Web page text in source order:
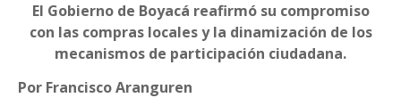
El Gobierno de Boyacá reafirmó su compromiso
con las compras locales y la dinamización de los
mecanismos de participación ciudadana.
Por Francisco Aranguren